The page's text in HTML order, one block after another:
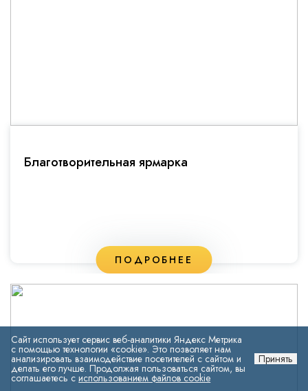
Благотворительная ярмарка
ПОДРОБНЕЕ
Сайт использует сервис веб-аналитики Яндекс Метрика
с помощью технологии «cookie». Это позволяет нам
анализировать взаимодействие посетителей с сайтом и
делать его лучше. Продолжая пользоваться сайтом, вы
соглашаетесь сиспользованием файлов cookie
Принять